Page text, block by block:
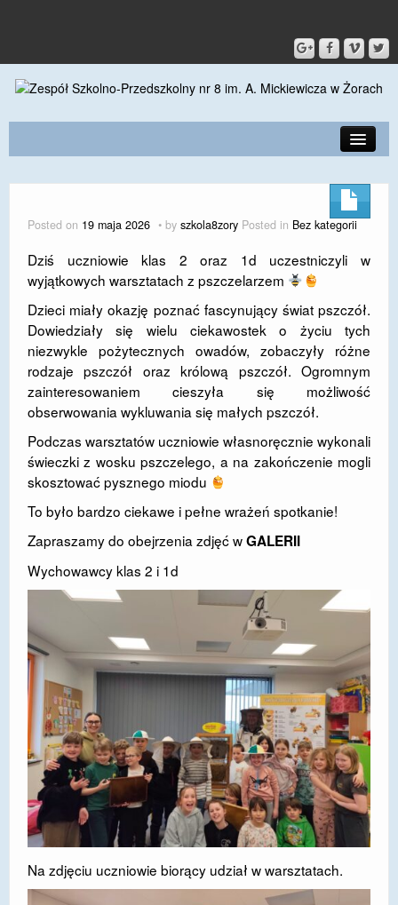
DLA RODZICÓW I UCZNIÓW
DLA PRACOWNIKÓW
GALERIA
SPORT
DOSTĘPNOŚĆ
POLITYKA PRYWATNOŚCI
STANDARDY OCHRONY MAŁOLETNICH
PROJEKT ,,SZKOŁY Z JAKOŚCIĄ – ROZWÓJ
KSZTAŁCENIA OGÓLNEGO NA TERENIE MIASTA
ŻORY”
REKRUTACJA 2026/2027
mLegitymacja
Posted on 19 maja 2026 by szkola8zory Posted in Bez kategorii
Dziś uczniowie klas 2 oraz 1d uczestniczyli w
wyjątkowych warsztatach z pszczelarzem
Dzieci miały okazję poznać fascynujący świat pszczół.
Dowiedziały się wielu ciekawostek o życiu tych
niezwykle pożytecznych owadów, zobaczyły różne
rodzaje pszczół oraz królową pszczół. Ogromnym
zainteresowaniem cieszyła się możliwość
obserwowania wykluwania się małych pszczół.
Podczas warsztatów uczniowie własnoręcznie wykonali
świeczki z wosku pszczelego, a na zakończenie mogli
skosztować pysznego miodu
To było bardzo ciekawe i pełne wrażeń spotkanie!
Zapraszamy do obejrzenia zdjęć wGALERII
Wychowawcy klas 2 i 1d
Na zdjęciu uczniowie biorący udział w warsztatach.